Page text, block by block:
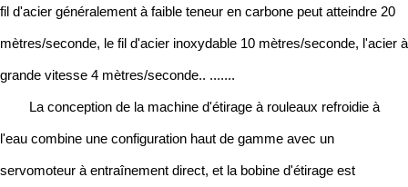
fil d'acier généralement à faible teneur en carbone peut atteindre 20
mètres/seconde, le fil d'acier inoxydable 10 mètres/seconde, l'acier à
grande vitesse 4 mètres/seconde.. .......
La conception de la machine d'étirage à rouleaux refroidie à
l'eau combine une configuration haut de gamme avec un
servomoteur à entraînement direct, et la bobine d'étirage est